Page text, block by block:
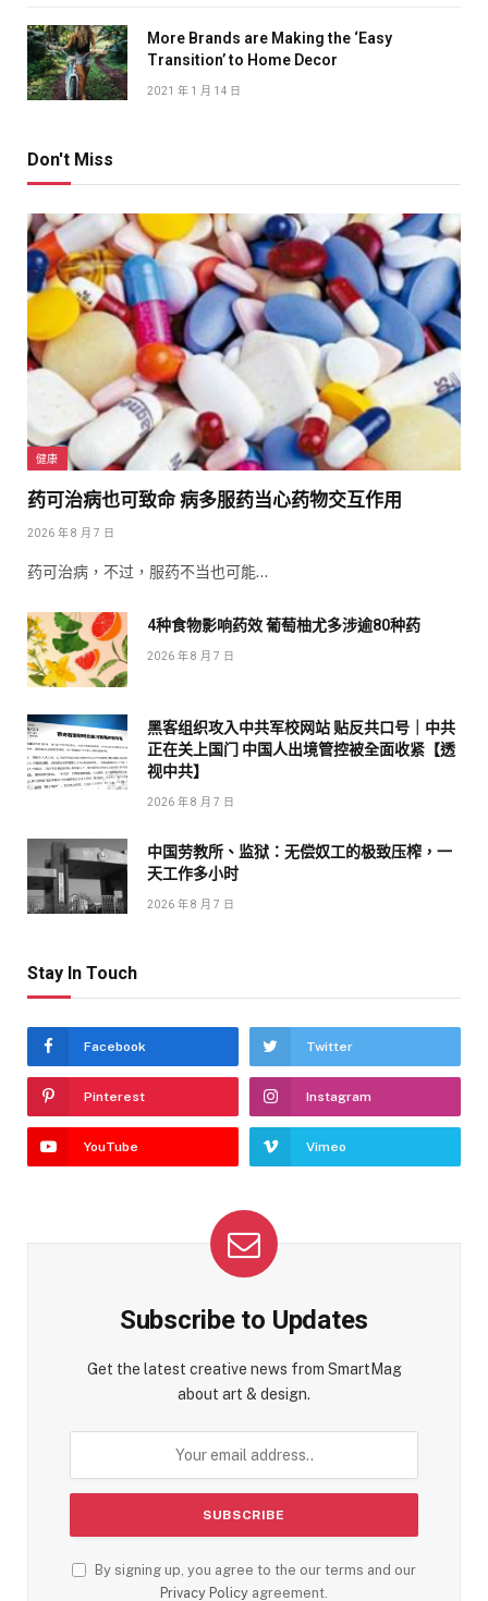
More Brands are Making the ‘Easy
Transition’ to Home Decor
2021 年 1 月 14 日
Don't Miss
健康
药可治病也可致命 病多服药当心药物交互作用
2026 年 8 月 7 日
药可治病，不过，服药不当也可能…
4种食物影响药效 葡萄柚尤多涉逾80种药
2026 年 8 月 7 日
黑客组织攻入中共军校网站 贴反共口号｜中共
正在关上国门 中国人出境管控被全面收紧【透
视中共】
2026 年 8 月 7 日
中国劳教所、监狱：无偿奴工的极致压榨，一
天工作多小时
2026 年 8 月 7 日
Stay In Touch
Facebook Twitter
Pinterest Instagram
YouTube Vimeo
Subscribe to Updates
Get the latest creative news from SmartMag
about art & design.
By signing up, you agree to the our terms and our
Privacy Policy agreement.